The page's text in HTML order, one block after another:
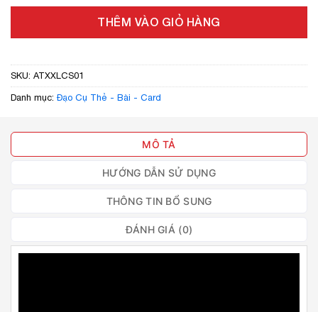
THÊM VÀO GIỎ HÀNG
SKU: ATXXLCS01
Danh mục: Đạo Cụ Thẻ - Bài - Card
MÔ TẢ
HƯỚNG DẪN SỬ DỤNG
THÔNG TIN BỔ SUNG
ĐÁNH GIÁ (0)